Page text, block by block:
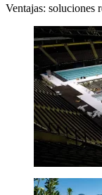
Ventajas: soluciones